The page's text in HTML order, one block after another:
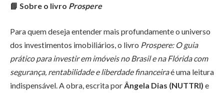
📘 Sobre o livro Prospere
Para quem deseja entender mais profundamente o universo
dos investimentos imobiliários, o livro Prospere: O guia
prático para investir em imóveis no Brasil e na Flórida com
segurança, rentabilidade e liberdade financeiraé uma leitura
indispensável. A obra, escrita porÂngela Dias (NUTTRI) e